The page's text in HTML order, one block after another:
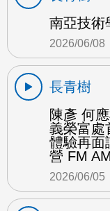
南亞技術
2026/06/08
長青樹
陳彥 何
義榮富處
體驗再面
營 FM AM
2026/06/05